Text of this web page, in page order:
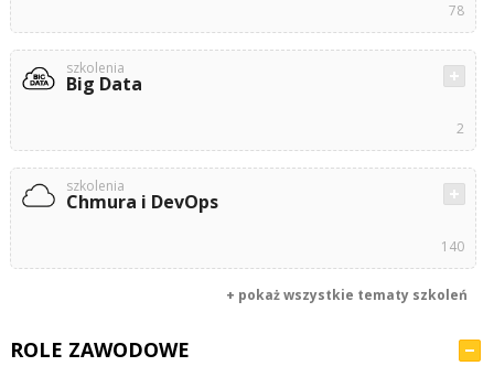
78
szkolenia
Big Data
2
szkolenia
Chmura i DevOps
140
+ pokaż wszystkie tematy szkoleń
ROLE ZAWODOWE